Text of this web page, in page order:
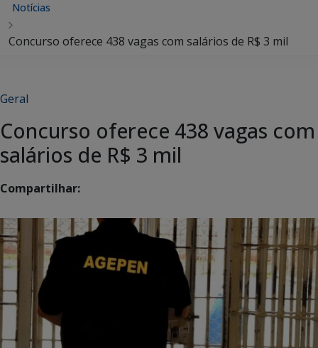
Notícias
Concurso oferece 438 vagas com salários de R$ 3 mil
Geral
Concurso oferece 438 vagas com
salários de R$ 3 mil
Compartilhar: